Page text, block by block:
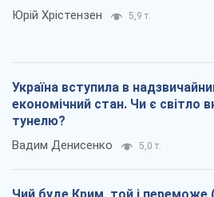
Юрій Хрістензен 5,9 т.
Україна вступила в
економічний стан. Чи є світло
тунелю?
Вадим Денисенко 5,0 т.